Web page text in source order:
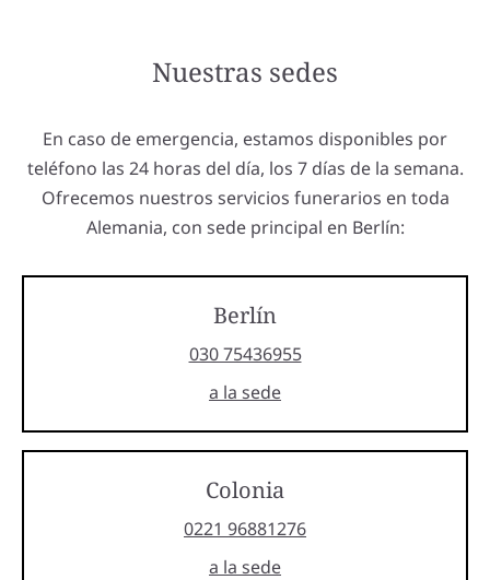
Nuestras sedes
En caso de emergencia, estamos disponibles por
teléfono las 24 horas del día, los 7 días de la semana.
Ofrecemos nuestros servicios funerarios en toda
Alemania, con sede principal en Berlín:
Berlín
030 75436955
a la sede
Colonia
0221 96881276
a la sede